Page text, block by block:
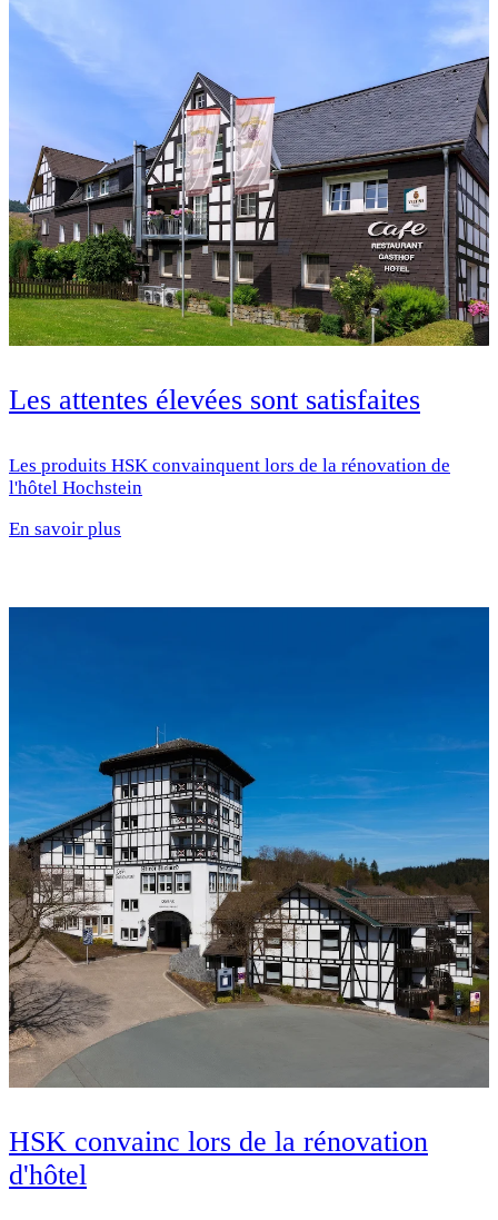
Les attentes élevées sont satisfaites
Les produits HSK convainquent lors de la rénovation de
l'hôtel Hochstein
En savoir plus
HSK convainc lors de la rénovation
d'hôtel